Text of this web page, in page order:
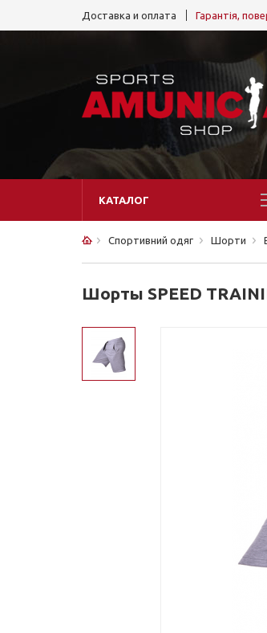
Доставка и оплата Гарантія,
КАТАЛОГ
Спортивний одяг Шорти
Шорты SPEED